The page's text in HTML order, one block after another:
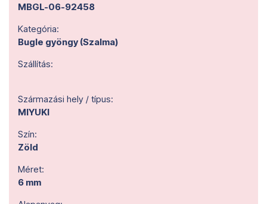
MBGL-06-92458
Kategória:
Bugle gyöngy (Szalma)
Szállítás:
Származási hely / típus:
MIYUKI
Szín:
Zöld
Méret:
6 mm